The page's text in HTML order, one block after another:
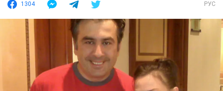
1304 РУС